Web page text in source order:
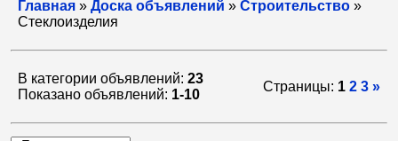
Главная » Доска объявлений » Строительство »
Стеклоизделия
В категории объявлений: 23
Показано объявлений: 1-10
Страницы: 1 2 3 »